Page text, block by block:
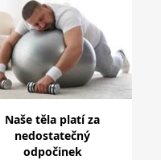
Naše těla platí za
nedostatečný
odpočinek